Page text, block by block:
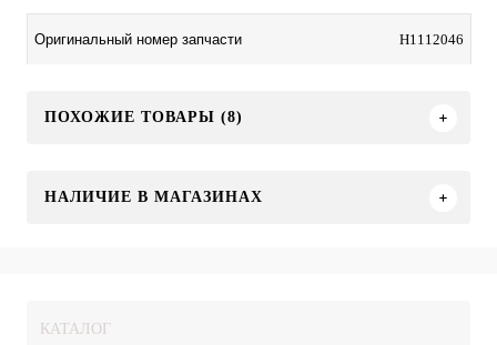
Оригинальный номер запчасти H1112046
ПОХОЖИЕ ТОВАРЫ (8)
НАЛИЧИЕ В МАГАЗИНАХ
КАТАЛОГ